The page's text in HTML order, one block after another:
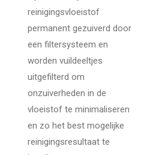
reinigingsvloeistof
permanent gezuiverd door
een filtersysteem en
worden vuildeeltjes
uitgefilterd om
onzuiverheden in de
vloeistof te minimaliseren
en zo het best mogelijke
reinigingsresultaat te